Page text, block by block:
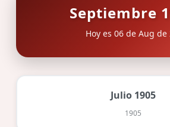
Septiembre
Hoy es 06 de Aug de
Julio 1905
1905